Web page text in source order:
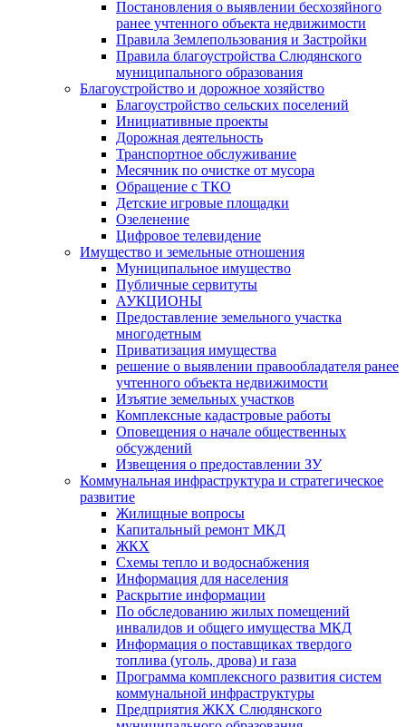
Постановления о выявлении бесхозяйного
ранее учтенного объекта недвижимости
Правила Землепользования и Застройки
Правила благоустройства Слюдянского
муниципального образования
Благоустройство и дорожное хозяйство
Благоустройство сельских поселений
Инициативные проекты
Дорожная деятельность
Транспортное обслуживание
Месячник по очистке от мусора
Обращение с ТКО
Детские игровые площадки
Озеленение
Цифровое телевидение
Имущество и земельные отношения
Муниципальное имущество
Публичные сервитуты
АУКЦИОНЫ
Предоставление земельного участка
многодетным
Приватизация имущества
решение о выявлении правообладателя ранее
учтенного объекта недвижимости
Изъятие земельных участков
Комплексные кадастровые работы
Оповещения о начале общественных
обсуждений
Извещения о предоставлении ЗУ
Коммунальная инфраструктура и стратегическое
развитие
Жилищные вопросы
Капитальный ремонт МКД
ЖКХ
Схемы тепло и водоснабжения
Информация для населения
Раскрытие информации
По обследованию жилых помещений
инвалидов и общего имущества МКД
Информация о поставщиках твердого
топлива (уголь, дрова) и газа
Программа комплексного развития систем
коммунальной инфраструктуры
Предприятия ЖКХ Слюдянского